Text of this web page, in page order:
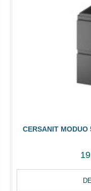
CERSANIT